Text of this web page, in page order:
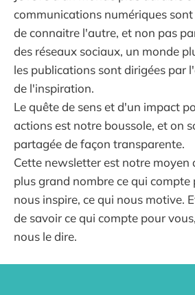
communications numériques
de connaitre l'autre, et non pas
des réseaux sociaux, un monde
les publications sont dirigées par
de l'inspiration.
Le quête de sens et d'un impact
actions est notre boussole, et on
partagée de façon transparente.
Cette newsletter est notre moyen
plus grand nombre ce qui compte
nous inspire, ce qui nous motive.
de savoir ce qui compte pour
nous le dire.